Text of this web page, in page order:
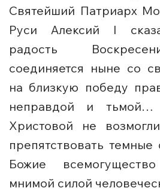
Святейший Патриарх
Руси Алексий I
радость
соединяется ныне со
на близкую победу
неправдой и
Христовой не
препятствовать
Божие
мнимой силой